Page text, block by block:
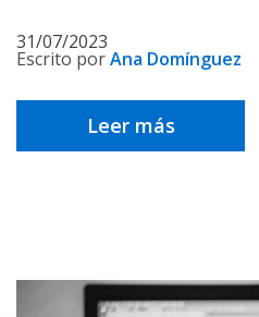
31/07/2023
Escrito porAna Domínguez
Leer más